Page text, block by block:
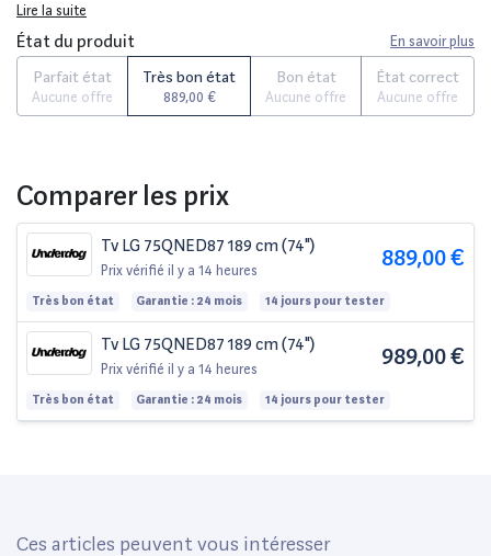
produits high-tech en ligne (écran plat, lecteur blu-ray, video
projecteur, …) en ligne.
Lire la suite
État du produit En savoir plus
Parfait état
Aucune offre
Très bon état
889,00 €
Bon état
Aucune offre
État correct
Aucune offre
Comparer les prix
Tv LG 75QNED87 189 cm (74")
Prix vérifié il y a 14 heures 889,00 €
Très bon état Garantie : 24 mois 14 jours pour tester
Tv LG 75QNED87 189 cm (74")
Prix vérifié il y a 14 heures 989,00 €
Très bon état Garantie : 24 mois 14 jours pour tester
Ces articles peuvent vous intéresser